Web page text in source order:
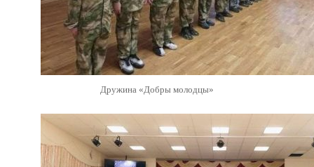
Дружина «Добры молодцы»